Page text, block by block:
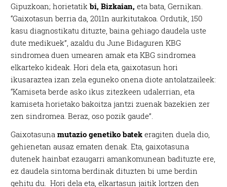
Gipuzkoan; horietatik bi, Bizkaian, eta bata, Gernikan.
“Gaixotasun berria da, 2011n aurkitutakoa. Ordutik, 150
kasu diagnostikatu dituzte, baina gehiago daudela uste
dute medikuek”, azaldu du June Bidaguren KBG
sindromea duen umearen amak eta KBG sindromea
elkarteko kideak. Hori dela eta, gaixotasun hori
ikusaraztea izan zela eguneko onena diote antolatzaileek:
“Kamiseta berde asko ikus zitezkeen udalerrian, eta
kamiseta horietako bakoitza jantzi zuenak bazekien zer
zen sindromea. Beraz, oso pozik gaude”.
Gaixotasunamutazio genetiko batek eragiten duela dio,
gehienetan ausaz ematen denak. Eta, gaixotasuna
dutenek hainbat ezaugarri amankomunean badituzte ere,
ez daudela sintoma berdinak dituzten bi ume berdin
gehitu du. Hori dela eta, elkartasun jaitik lortzen den